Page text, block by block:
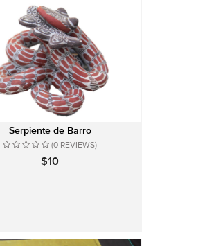
Serpiente de Barro
(0 REVIEWS)
$10